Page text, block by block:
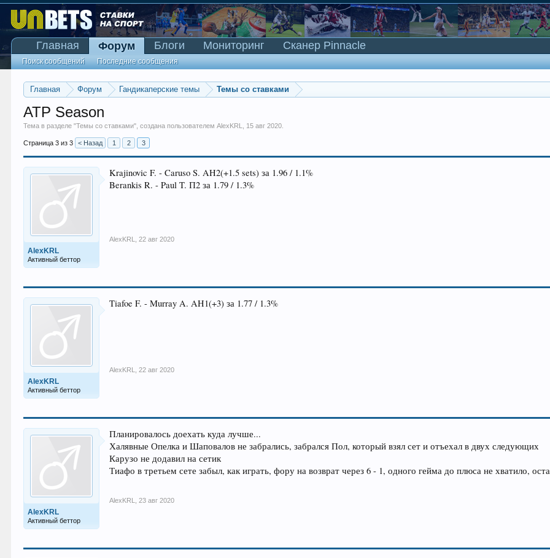
Главная Форум Гандикаперские темы Темы со ставками
ATP Season
Тема в разделе "Темы со ставками", создана пользователемAlexKRL 15 авг 2020
Страница 3 из 3 < Назад 1 2 3
AlexKRL
Активный беттор
Krajinovic F. - Caruso S. AH2(+1.5 sets) за 1.96 / 1.1%
Berankis R. - Paul T. П2 за 1.79 / 1.3%
AlexKRL 22 авг 2020
AlexKRL
Активный беттор
Tiafoe F. - Murray A. AH1(+3) за 1.77 / 1.3%
AlexKRL 22 авг 2020
AlexKRL
Активный беттор
Планировалось доехать куда лучше...
Халявные Опелка и Шаповалов не забрались, забрался Пол, который взял сет и отъехал в двух следующих
Карузо не додавил на сетик
Тиафо в третьем сете забыл, как играть, фору на возврат через 6 - 1, одного гейма до плюса не хватило,
AlexKRL 23 авг 2020
Главная Форум
Поиск сообщений Последние сообщения
Блоги Мониторинг Сканер Pinnacle